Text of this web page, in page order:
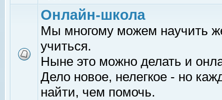
Онлайн-школа
Мы многому можем научить
учиться.
Ныне это можно делать и
Дело новое, нелегкое - но
найти, чем помочь.